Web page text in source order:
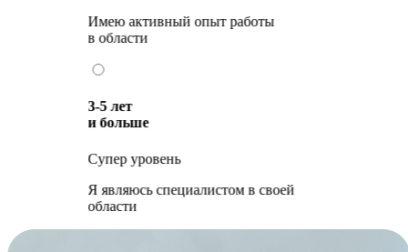
Имею активный опыт работы
в области
3-5 лет
и больше
Супер уровень
Я являюсь специалистом в своей
области